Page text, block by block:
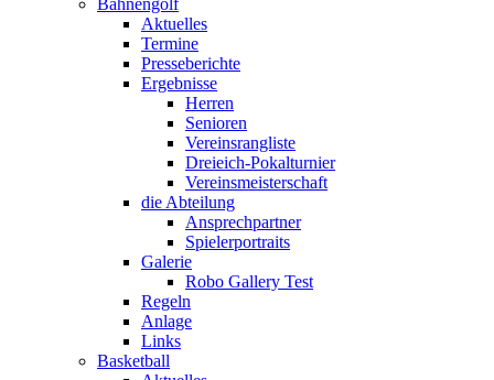
Bahnengolf
Aktuelles
Termine
Presseberichte
Ergebnisse
Herren
Senioren
Vereinsrangliste
Dreieich-Pokalturnier
Vereinsmeisterschaft
die Abteilung
Ansprechpartner
Spielerportraits
Galerie
Robo Gallery Test
Regeln
Anlage
Links
Basketball